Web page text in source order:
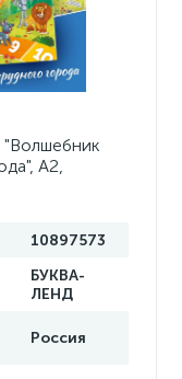
"Волшебник
А2,
10897573
БУКВА-
ЛЕНД
Россия